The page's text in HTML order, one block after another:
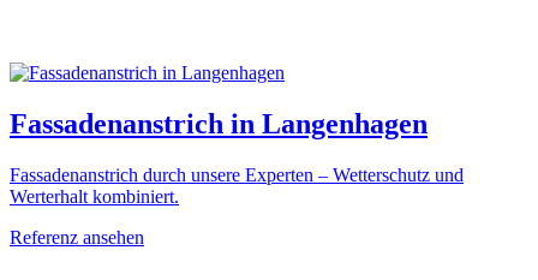
Fassadenanstrich in Langenhagen
Fassadenanstrich durch unsere Experten – Wetterschutz und
Werterhalt kombiniert.
Referenz ansehen